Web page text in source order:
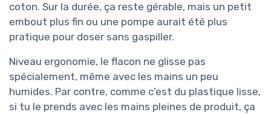
coton. Sur la durée, ça reste gérable, mais un petit
embout plus fin ou une pompe aurait été plus
pratique pour doser sans gaspiller.
Niveau ergonomie, le flacon ne glisse pas
spécialement, même avec les mains un peu
humides. Par contre, comme c’est du plastique lisse,
si tu le prends avec les mains pleines de produit, ça